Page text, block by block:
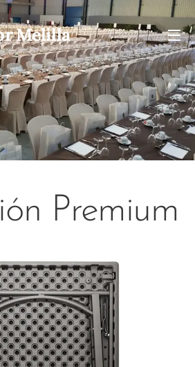
Melilla
Premium